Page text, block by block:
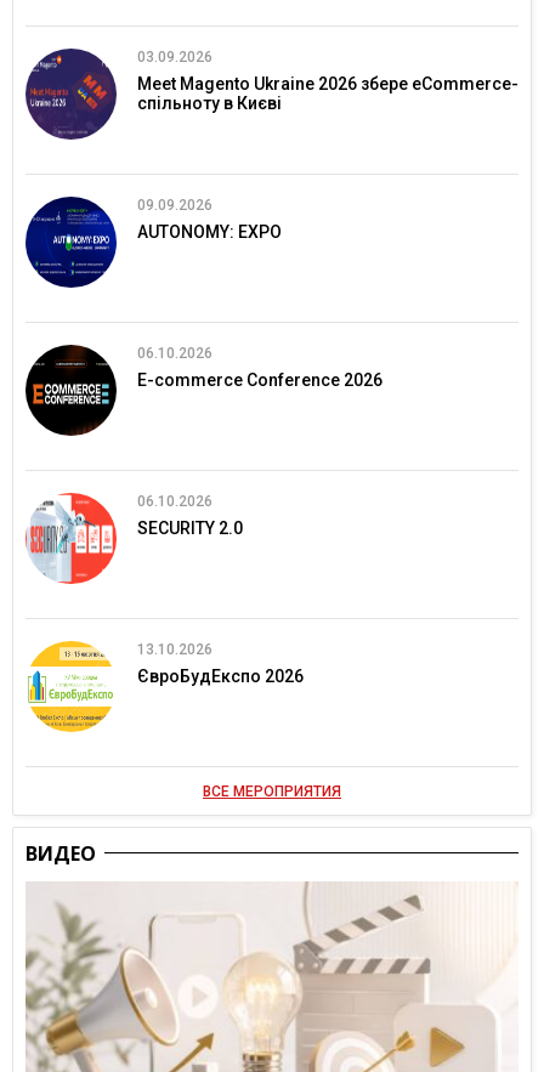
03.09.2026
Meet Magento Ukraine 2026 збере eCommerce-
спільноту в Києві
09.09.2026
AUTONOMY: EXPO
06.10.2026
E-commerce Conference 2026
06.10.2026
SECURITY 2.0
13.10.2026
ЄвроБудЕкспо 2026
ВСЕ МЕРОПРИЯТИЯ
ВИДЕО